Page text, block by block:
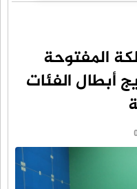
المفتوحة
بتتويج أبطال الفئات